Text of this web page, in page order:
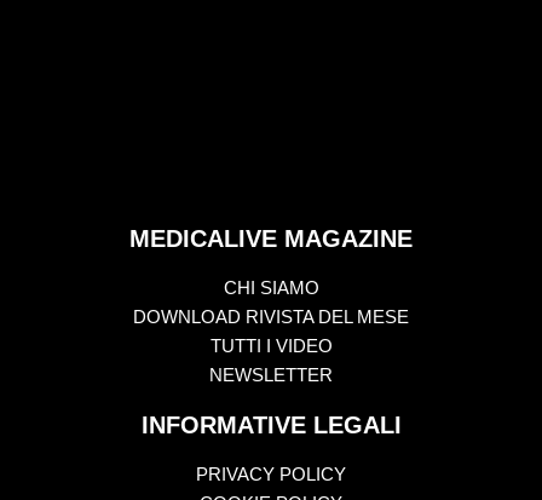
MEDICALIVE MAGAZINE
CHI SIAMO
DOWNLOAD RIVISTA DEL MESE
TUTTI I VIDEO
NEWSLETTER
INFORMATIVE LEGALI
PRIVACY POLICY